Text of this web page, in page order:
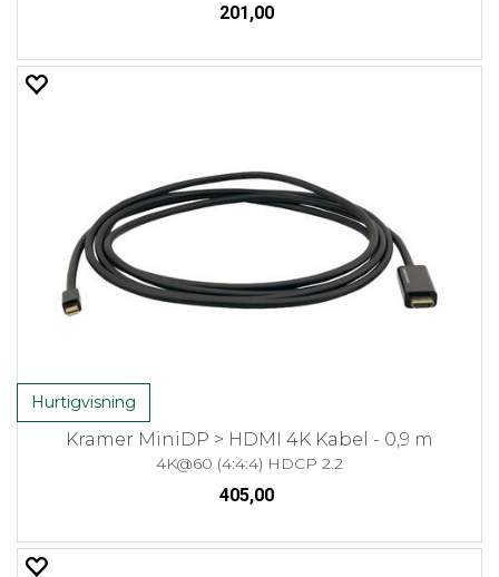
201,00
Hurtigvisning
Kramer MiniDP > HDMI 4K Kabel - 0,9 m
4K@60 (4:4:4) HDCP 2.2
405,00